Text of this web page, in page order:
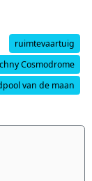
ruimtevaartuig
Cosmodrome
van de maan